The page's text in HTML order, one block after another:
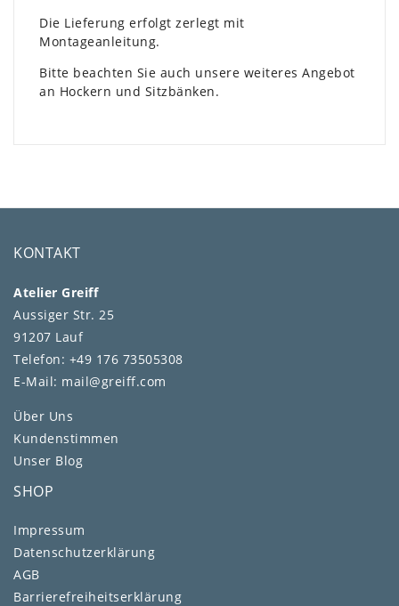
Die Lieferung erfolgt zerlegt mit
Montageanleitung.
Bitte beachten Sie auch unsere weiteres Angebot
an Hockern und Sitzbänken.
KONTAKT
Atelier Greiff
Aussiger Str. 25
91207 Lauf
Telefon: +49 176 73505308
E-Mail: mail@greiff.com
Über Uns
Kundenstimmen
Unser Blog
SHOP
Impressum
Daten­schutz­erklärung
AGB
Barrierefreiheitserklärung